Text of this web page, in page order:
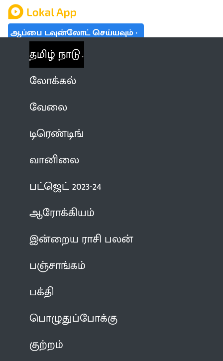
ஆப்பை டவுன்லோட் செய்யவும்
தமிழ் நாடு
லோக்கல்
வேலை
டிரெண்டிங்
வானிலை
பட்ஜெட் 2023-24
ஆரோக்கியம்
இன்றைய ராசி பலன்
பஞ்சாங்கம்
பக்தி
பொழுதுப்போக்கு
குற்றம்